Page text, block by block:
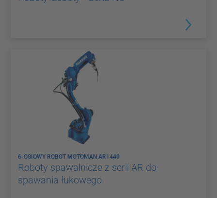
6-OSIOWY ROBOT MOTOMAN AR1440
Roboty spawalnicze z serii AR do
spawania łukowego